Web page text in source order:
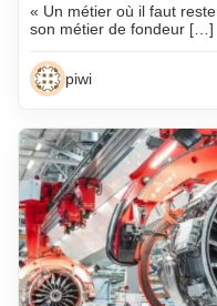
« Un métier où il faut
son métier de fondeur […]
piwi